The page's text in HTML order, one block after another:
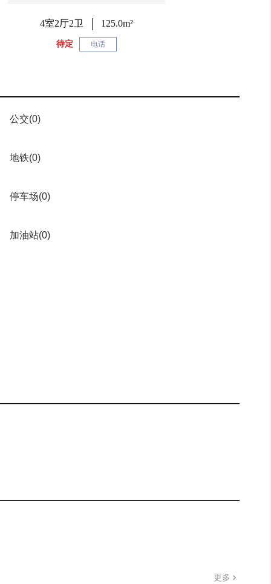
4室2厅2卫 125.0m²
待定 电话
公交(0)
地铁(0)
停车场(0)
加油站(0)
更多